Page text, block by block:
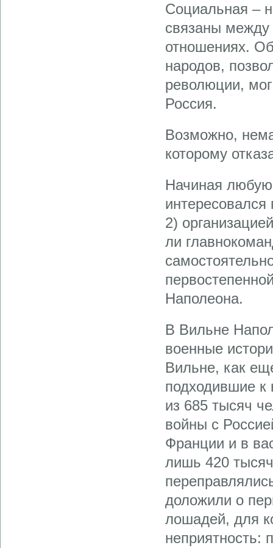
Социальная –
связаны между
отношениях.
народов,
революции, мог
Россия.
Возможно,
которому
Начиная
2)
ли
Наполеона.
В Вильне
военные
Вильне, как
подходившие
из 685 тысяч
войны с
Франции и в
лишь 420
доложили о
лошадей, для
неприятность: